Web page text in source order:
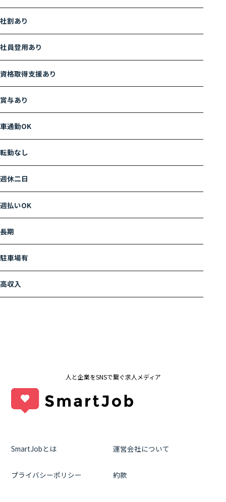
社割あり
社員登用あり
資格取得支援あり
賞与あり
車通勤OK
転勤なし
週休二日
週払いOK
長期
駐車場有
高収入
人と企業をSNSで繋ぐ求人メディア
SmartJobとは 運営会社について
プライバシーポリシー 約款